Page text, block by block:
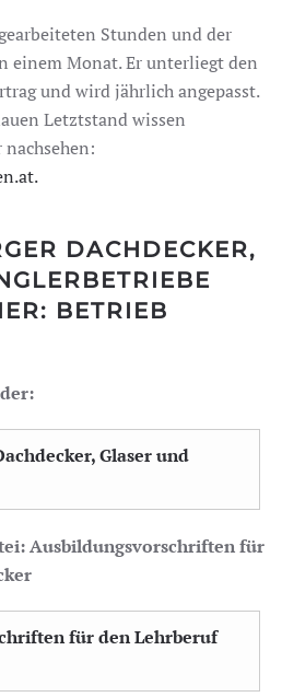
Stunden und der
einem Monat. Er unterliegt den
und wird jährlich angepasst.
Letztstand wissen
DACHDECKER,
BETRIEB
Glaser und
Ausbildungsvorschriften für
für den Lehrberuf